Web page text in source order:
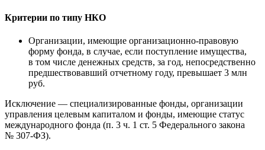
Критерии по типу НКО
Организации, имеющие организационно-правовую
форму фонда, в случае, если поступление имущества,
в том числе денежных средств, за год, непосредственно
предшествовавший отчетному году, превышает 3 млн
руб.
Исключение — специализированные фонды, организации
управления целевым капиталом и фонды, имеющие статус
международного фонда (п. 3 ч. 1 ст. 5 Федерального закона
№ 307-ФЗ).